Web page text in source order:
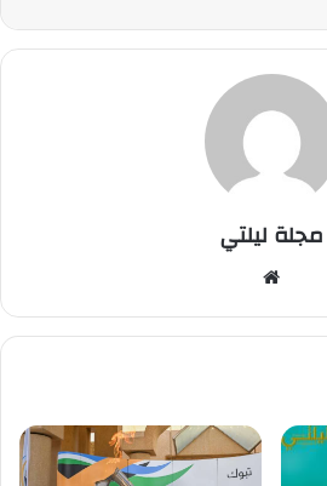
مجلة ليلتي